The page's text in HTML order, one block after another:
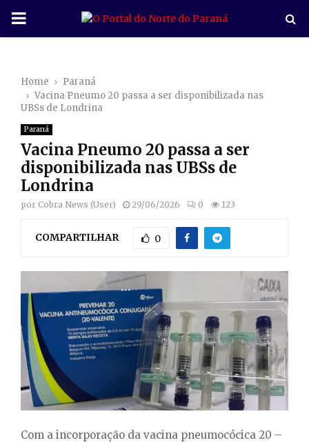
P
M
A
R
N
U
Home
Paraná
Vacina Pneumo 20 passa a ser disponibilizada nas
UBSs de Londrina
Paraná
Vacina Pneumo 20 passa a ser
disponibilizada nas UBSs de
Londrina
por Cobra News (User) 29/06/2026 0 123
COMPARTILHAR 0
Com a incorporação da vacina pneumocócica 20 –